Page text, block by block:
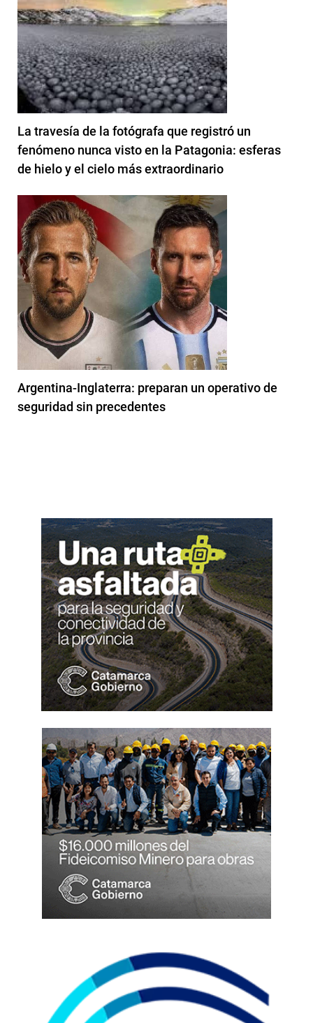
La travesía de la fotógrafa que registró un
fenómeno nunca visto en la Patagonia: esferas
de hielo y el cielo más extraordinario
Argentina-Inglaterra: preparan un operativo de
seguridad sin precedentes